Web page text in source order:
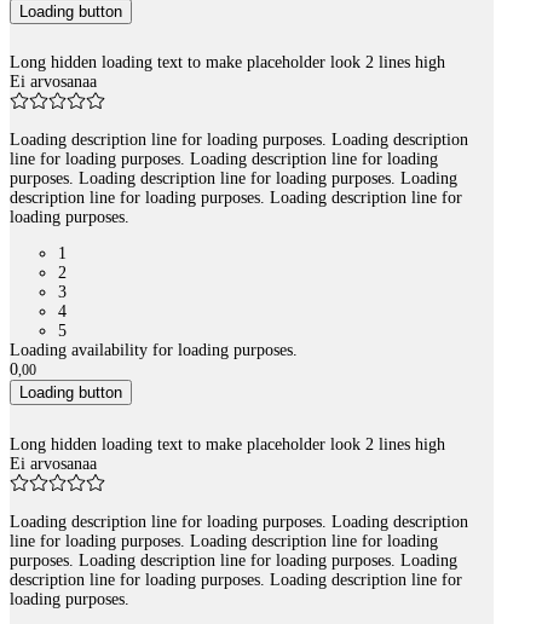
Loading button
Long hidden loading text to make placeholder look 2 lines high
Ei arvosanaa
Loading description line for loading purposes. Loading description
line for loading purposes. Loading description line for loading
purposes. Loading description line for loading purposes. Loading
description line for loading purposes. Loading description line for
loading purposes.
1
2
3
4
5
Loading availability for loading purposes.
0,00
Loading button
Long hidden loading text to make placeholder look 2 lines high
Ei arvosanaa
Loading description line for loading purposes. Loading description
line for loading purposes. Loading description line for loading
purposes. Loading description line for loading purposes. Loading
description line for loading purposes. Loading description line for
loading purposes.